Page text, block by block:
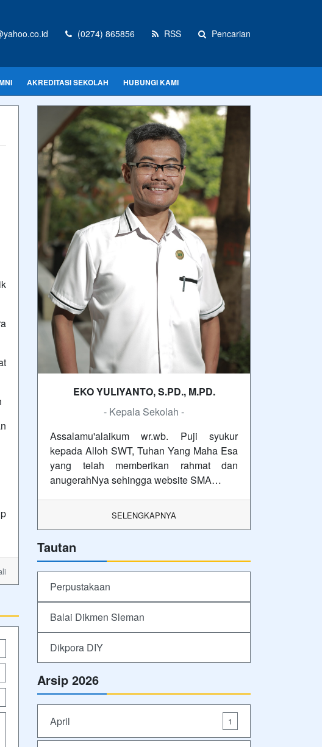
(0274) 865856 RSS Pencarian
AKREDITASI SEKOLAH HUBUNGI KAMI
EKO YULIYANTO, S.PD., M.PD.
- Kepala Sekolah -
Assalamu'alaikum wr.wb. Puji syukur
kepada Alloh SWT, Tuhan Yang Maha Esa
yang telah memberikan rahmat dan
anugerahNya sehingga website SMA…
SELENGKAPNYA
Tautan
Perpustakaan
Balai Dikmen Sleman
Dikpora DIY
Arsip 2026
April 1